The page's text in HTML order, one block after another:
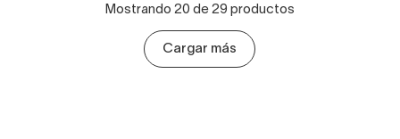
Mostrando 20 de 29 productos
Cargar más